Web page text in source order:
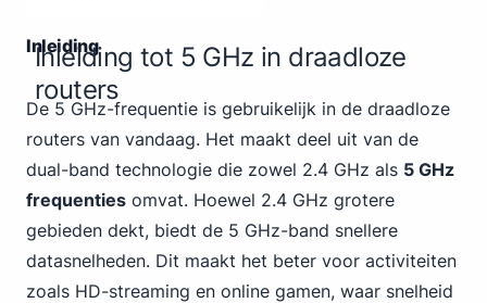
Inleiding
Inleiding tot 5 GHz in draadloze
routers
De 5 GHz-frequentie is gebruikelijk in de draadloze
routers van vandaag. Het maakt deel uit van de
dual-band technologie die zowel 2.4 GHz als 5 GHz
frequenties omvat. Hoewel 2.4 GHz grotere
gebieden dekt, biedt de 5 GHz-band snellere
datasnelheden. Dit maakt het beter voor activiteiten
zoals HD-streaming en online gamen, waar snelheid